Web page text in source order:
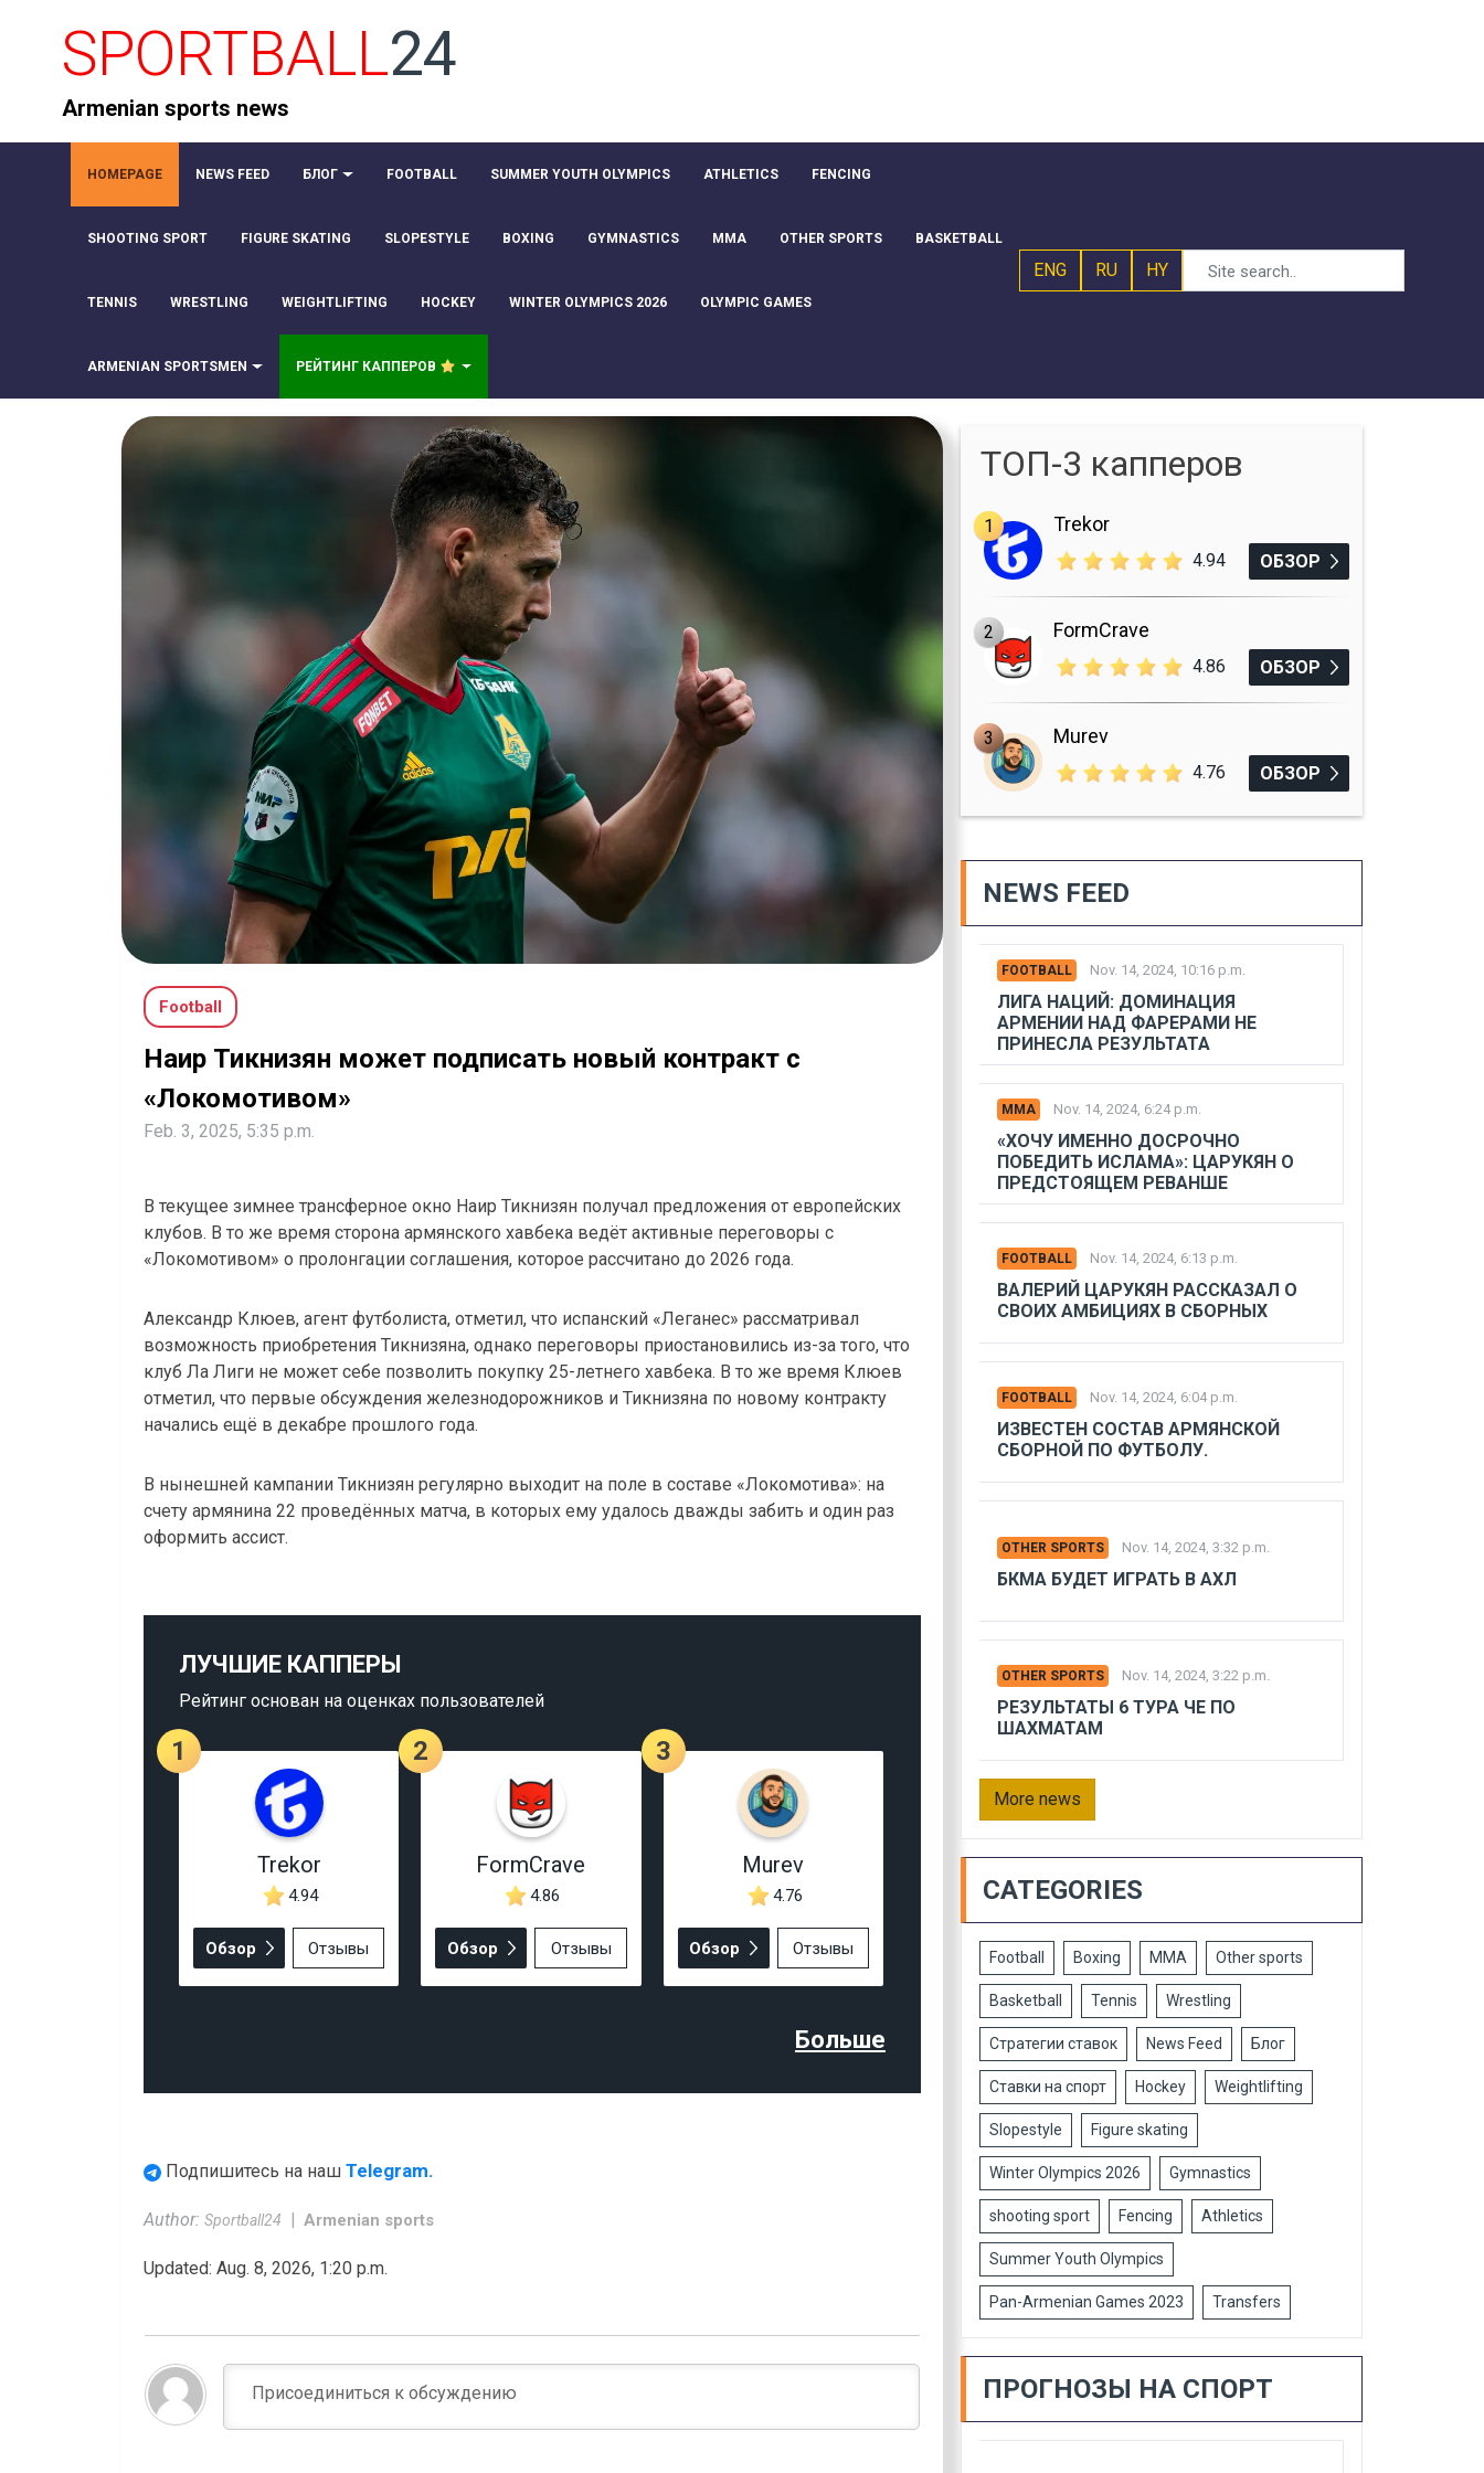
SPORTBALL24
Armenian sports news
HOMEPAGE NEWS FEED БЛОГ FOOTBALL SUMMER YOUTH OLYMPICS ATHLETICS FENCING
SHOOTING SPORT FIGURE SKATING SLOPESTYLE BOXING GYMNASTICS MMA OTHER SPORTS BASKETBALL
TENNIS WRESTLING WEIGHTLIFTING HOCKEY WINTER OLYMPICS 2026 OLYMPIC GAMES
ARMENIAN SPORTSMEN РЕЙТИНГ КАППЕРОВ
ENG RU HY
Football
Наир Тикнизян может подписать новый контракт с
«Локомотивом»
Feb. 3, 2025, 5:35 p.m.
В текущее зимнее трансферное окно Наир Тикнизян получал предложения от европейских
клубов. В то же время сторона армянского хавбека ведёт активные переговоры с
«Локомотивом» о пролонгации соглашения, которое рассчитано до 2026 года.
Александр Клюев, агент футболиста, отметил, что испанский «Леганес» рассматривал
возможность приобретения Тикнизяна, однако переговоры приостановились из-за того, что
клуб Ла Лиги не может себе позволить покупку 25-летнего хавбека. В то же время Клюев
отметил, что первые обсуждения железнодорожников и Тикнизяна по новому контракту
начались ещё в декабре прошлого года.
В нынешней кампании Тикнизян регулярно выходит на поле в составе «Локомотива»: на
счету армянина 22 проведённых матча, в которых ему удалось дважды забить и один раз
оформить ассист.
ЛУЧШИЕ КАППЕРЫ
Рейтинг основан на оценках пользователей
1
Trekor
4.94
Обзор Отзывы
2
FormCrave
4.86
Обзор Отзывы
3
Murev
4.76
Обзор Отзывы
Больше
Подпишитесь на наш Telegram.
Author: Sportball24 Armenian sports
Updated: Aug. 8, 2026, 1:20 p.m.
ТОП-3 капперов
1 Trekor
4.94 ОБЗОР
2 FormCrave
4.86 ОБЗОР
3 Murev
4.76 ОБЗОР
NEWS FEED
FOOTBALL Nov. 14, 2024, 10:16 p.m.
ЛИГА НАЦИЙ: ДОМИНАЦИЯ
АРМЕНИИ НАД ФАРЕРАМИ НЕ
ПРИНЕСЛА РЕЗУЛЬТАТА
MMA Nov. 14, 2024, 6:24 p.m.
«ХОЧУ ИМЕННО ДОСРОЧНО
ПОБЕДИТЬ ИСЛАМА»: ЦАРУКЯН О
ПРЕДСТОЯЩЕМ РЕВАНШЕ
FOOTBALL Nov. 14, 2024, 6:13 p.m.
ВАЛЕРИЙ ЦАРУКЯН РАССКАЗАЛ О
СВОИХ АМБИЦИЯХ В СБОРНЫХ
FOOTBALL Nov. 14, 2024, 6:04 p.m.
ИЗВЕСТЕН СОСТАВ АРМЯНСКОЙ
СБОРНОЙ ПО ФУТБОЛУ.
OTHER SPORTS Nov. 14, 2024, 3:32 p.m.
БКМА БУДЕТ ИГРАТЬ В АХЛ
OTHER SPORTS Nov. 14, 2024, 3:22 p.m.
РЕЗУЛЬТАТЫ 6 ТУРА ЧЕ ПО
ШАХМАТАМ
More news
CATEGORIES
Football Boxing MMA Other sports
Basketball Tennis Wrestling
Стратегии ставок News Feed Блог
Ставки на спорт Hockey Weightlifting
Slopestyle Figure skating
Winter Olympics 2026 Gymnastics
shooting sport Fencing Athletics
Summer Youth Olympics
Pan-Armenian Games 2023 Transfers
ПРОГНОЗЫ НА СПОРТ